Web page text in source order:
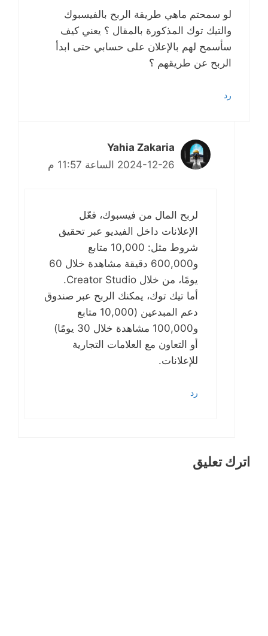
لو سمحتم ماهي طريقة الربح بالفيسبوك
والتيك توك المذكورة بالمقال ؟ يعني كيف
سأسمح لهم بالإعلان على حسابي حتى ابدأ
الربح عن طريقهم ؟
رد
Yahia Zakaria
2024-12-26 الساعة 11:57 م
لربح المال من فيسبوك، فعّل
الإعلانات داخل الفيديو عبر تحقيق
شروط مثل: 10,000 متابع
و600,000 دقيقة مشاهدة خلال 60
يومًا، من خلال Creator Studio.
أما تيك توك، يمكنك الربح عبر صندوق
دعم المبدعين (10,000 متابع
و100,000 مشاهدة خلال 30 يومًا)
أو التعاون مع العلامات التجارية
للإعلانات.
رد
اترك تعليق